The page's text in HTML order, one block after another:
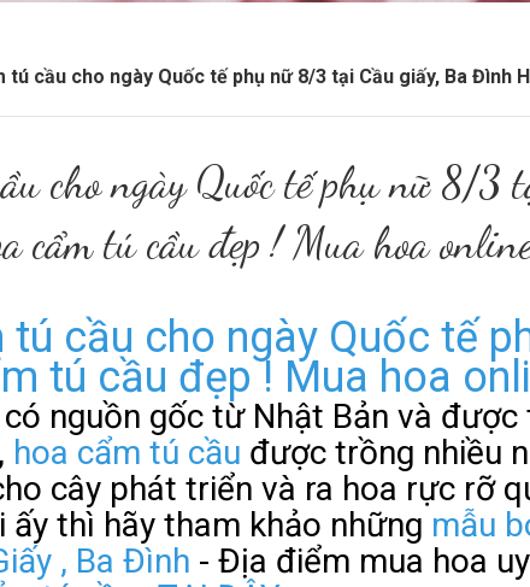
tú cầu cho ngày Quốc tế phụ nữ 8/3 tại Cầu giấy, Ba Đình
cho ngày Quốc tế phụ nữ 8/
cẩm tú cầu đẹp ! Mua hoa
cầu cho ngày Quốc tế
tú cầu đẹp ! Mua hoa
nguồn gốc từ Nhật Bản và
hoa cẩm tú cầu được trồng nhiều
cây phát triển và ra hoa rực rỡ
thì hãy tham khảo những mẫu
, Ba Đình - Địa điểm mua hoa